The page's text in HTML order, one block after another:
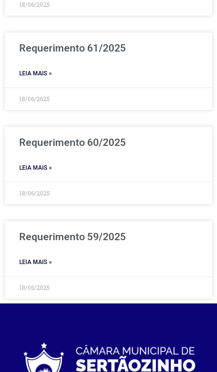
18/06/2025
Requerimento 61/2025
LEIA MAIS »
18/06/2025
Requerimento 60/2025
LEIA MAIS »
18/06/2025
Requerimento 59/2025
LEIA MAIS »
18/06/2025